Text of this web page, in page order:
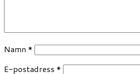
Namn *
E-postadress *